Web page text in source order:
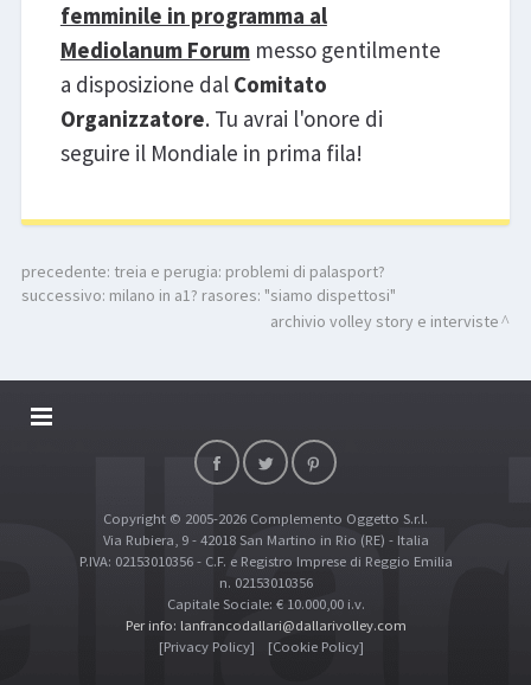
femminile in programma al
Mediolanum Forummesso gentilmente
a disposizione dalComitato
Organizzatore. Tu avrai l'onore di
seguire il Mondiale in prima fila!
precedente: treia e perugia: problemi di palasport?
successivo: milano in a1? rasores: "siamo dispettosi"
archivio volley story e interviste
DALLARIVOLLEY SOSTIENE
TOP RICERCHE
SITE MAP
Copyright © 2005-2026 Complemento Oggetto S.r.l.
Via Rubiera, 9 - 42018 San Martino in Rio (RE) - Italia
P.IVA: 02153010356 - C.F. e Registro Imprese di Reggio Emilia
n. 02153010356
Capitale Sociale: € 10.000,00 i.v.
Per info: lanfrancodallari@dallarivolley.com
[Privacy Policy]
[Cookie Policy]